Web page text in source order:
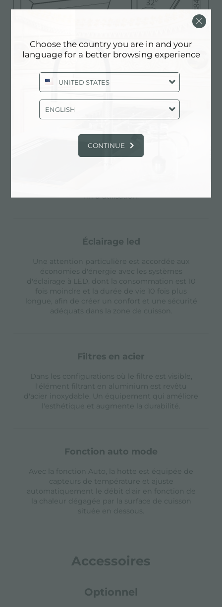
arrêt momentané
fin d'utilisation.
éclairage led
Une attention particulière est accordée aux
économies d'énergie avec les systèmes
d'éclairage à LED, dont la consommation est 10
fois moindre et la durée de vie 10 fois plus
longue, afin de créer un confort et une sécurité
adéquats dans la zone de cuisson.
filtres en acier
Dans les configurations où le filtre est visible,
l'élément filtrant en aluminium est revêtu
d'acier inoxydable. Un équipement qui améliore
l'esthétique et augmente la durabilité.
fonction auto mode
Avec la fonction Auto, la hotte est équipée de
capteurs de température et ajuste
automatiquement le débit d'air en fonction de
la chaleur dégagée par la surface de cuisson
située en dessous.
Accessoires
Optionnel
Choose the country you are in and your
language for a better browsing experience
UNITED STATES
ENGLISH
CONTINUE